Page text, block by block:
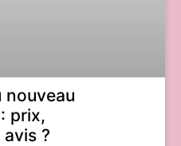
nouveau
prix,
?